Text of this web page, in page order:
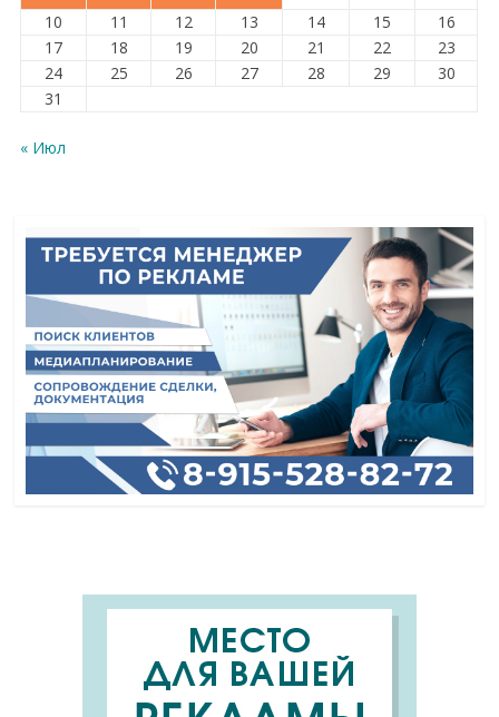
10
11 12 13 14 15
16
17
18 19 20 21 22
23
24
25 26 27 28 29
30
31
« Июл